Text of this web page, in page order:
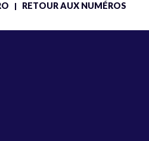
| RETOUR AUX NUMÉROS